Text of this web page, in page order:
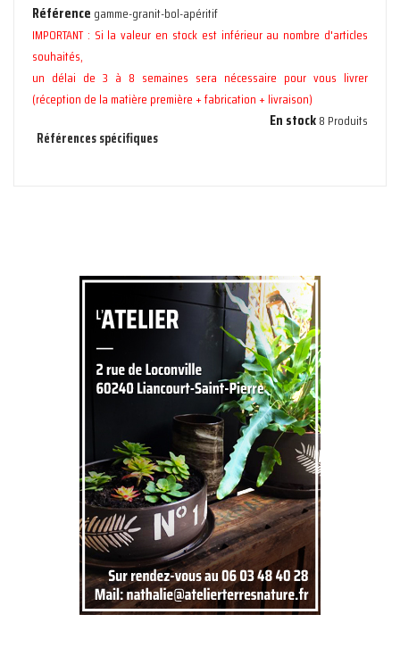
Référence gamme-granit-bol-apéritif
IMPORTANT : Si la valeur en stock est inférieur au nombre d'articles
souhaités,
un délai de 3 à 8 semaines sera nécessaire pour vous livrer
(réception de la matière première + fabrication + livraison)
En stock8 Produits
Références spécifiques